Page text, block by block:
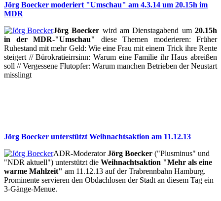
Jörg Boecker moderiert "Umschau" am 4.3.14 um 20.15h im
MDR
Jörg Boecker wird am Dienstagabend um20.15h
in der MDR-"Umschau"
diese Themen moderieren: Früher
Ruhestand mit mehr Geld: Wie eine Frau mit einem Trick ihre Rente
steigert // Bürokratieirrsinn: Warum eine Familie ihr Haus abreißen
soll // Vergessene Flutopfer: Warum manchen Betrieben der Neustart
misslingt
Jörg Boecker unterstützt Weihnachtsaktion am 11.12.13
ADR-ModeratorJörg Boecker ("Plusminus" und
"NDR aktuell") unterstützt die Weihnachtsaktion "Mehr als eine
warme Mahlzeit" am 11.12.13 auf der Trabrennbahn Hamburg.
Prominente servieren den Obdachlosen der Stadt an diesem Tag ein
3-Gänge-Menue.